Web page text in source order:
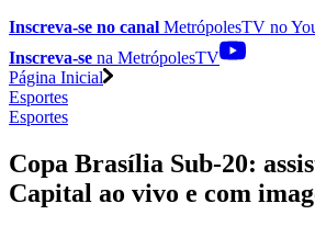
Inscreva-se no canal MetrópolesTV no
Inscreva-se na MetrópolesTV
Página Inicial
Esportes
Esportes
Copa Brasília Sub-20:
Capital ao vivo e com